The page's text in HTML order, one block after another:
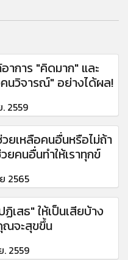
าการ "คิดมาก" และ
นวิจารณ์" อย่างได้ผล!
2559
ยเหลือคนอื่นหรือไม่ถ้า
ยคนอื่นทำให้เราทุกข์
2565
เสธ" ให้เป็นเสียบ้าง
ณจะสุขขึ้น
. 2559